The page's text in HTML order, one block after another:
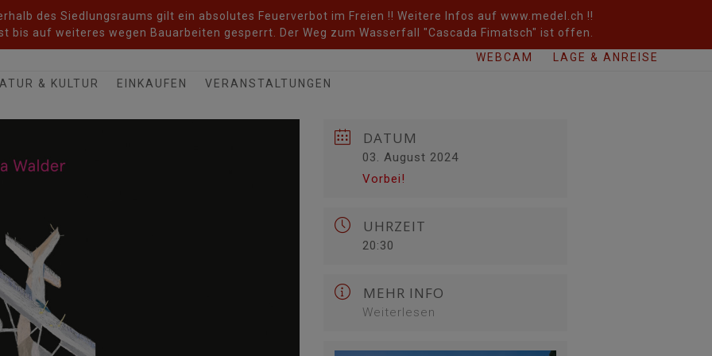
des Siedlungsraums gilt ein absolutes Feuerverbot im Freien !! Weitere Infos auf www.medel.ch !!
bis auf weiteres wegen Bauarbeiten gesperrt. Der Weg zum Wasserfall "Cascada Fimatsch" ist offen.
WEBCAM LAGE & ANREISE
& KULTUR EINKAUFEN VERANSTALTUNGEN
DATUM
03. August 2024
Vorbei!
UHRZEIT
20:30
MEHR INFO
Weiterlesen